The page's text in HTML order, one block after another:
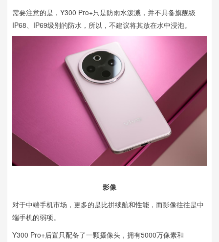
需要注意的是，Y300 Pro+只是防雨水泼溅，并不具备旗舰级
IP68、IP69级别的防水，所以，不建议将其放在水中浸泡。
影像
对于中端手机市场，更多的是比拼续航和性能，而影像往往是中
端手机的弱项。
Y300 Pro+后置只配备了一颗摄像头，拥有5000万像素和